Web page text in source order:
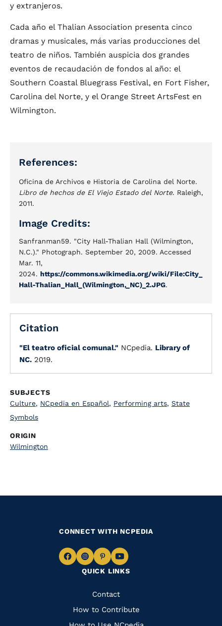
y extranjeros.
Cada año el Thalian Association presenta cinco
dramas y musicales, más varias producciones del
teatro de niños. También auspicia dos grandes
eventos de recaudación de fondos al año: el
Southern Coastal Bluegrass Festival, en Fort Fisher,
Carolina del Norte, y el Orange Street ArtsFest en
Wilmington.
References:
Oficina de Archivos e Historia de Carolina del Norte.
Libro de hechos de El Viejo Estado del Norte. Raleigh,
2011.
Image Credits:
Sanfranman59. "City Hall-Thalian Hall (Wilmington,
N.C.)." Photograph. September 20, 2009. Accessed
Mar. 11,
2024. https://commons.wikimedia.org/wiki/File:City_
Hall-Thalian_Hall_(Wilmington,_NC)_2.JPG.
Citation
"El teatro oficial comunal." NCpedia. Library of
NC. 2019.
SUBJECTS
Culture, NCpedia en Español, Performing arts, State
Symbols
ORIGIN
Wilmington
QUICK LINKS
Quick
Links
Contact
How to Contribute
CONNECT WITH NCPEDIA
Navigate
Facebook
Navigate
to
Instagram
Navigate
to
Pinterest
Navigate
to